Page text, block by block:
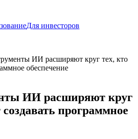
Для инвесторов
ИИ расширяют круг тех, кто
обеспечение
ИИ расширяют круг
программное